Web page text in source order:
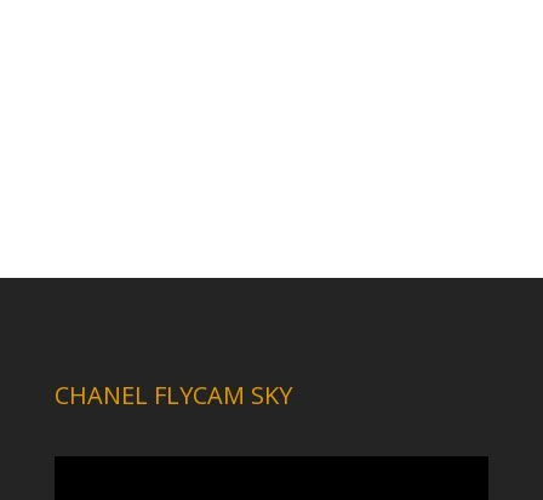
CHANEL FLYCAM SKY